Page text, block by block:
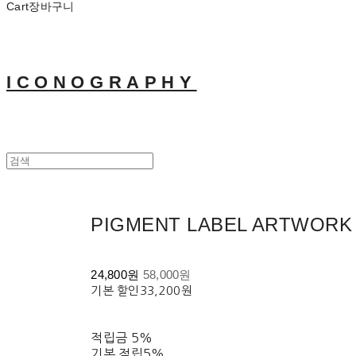
Cart장바구니
ICONOGRAPHY
PIGMENT LABEL
24,800원 58,000원
기본 할인 33,200원
적립금 5%